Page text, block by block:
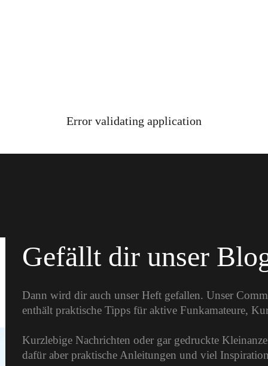
Error validating application
Gefällt dir unser
Dann wird dir auch unser Heft gefallen. Unser
enthält praktische Tipps für aktive Funkamateure,
Kurzlebige Nachrichten oder gar gedruckte
dafür aber praktische Anleitungen und viel